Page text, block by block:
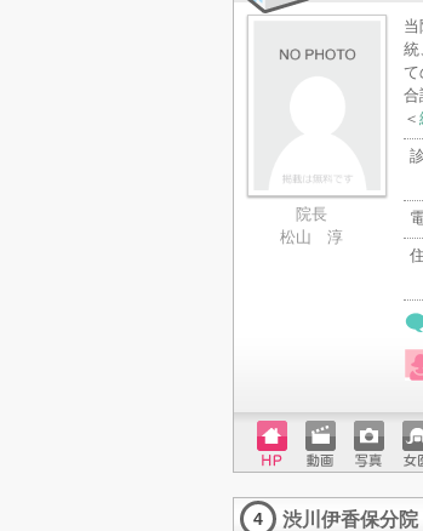
院長
松山 淳
統
て
合
＜
最
ホーム
ページ
動画 写真 女
4 渋川伊香保分院